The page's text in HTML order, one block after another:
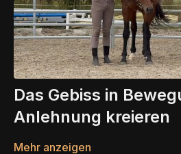
Das Gebiss in
Anlehnung kreieren
Mehr anzeigen